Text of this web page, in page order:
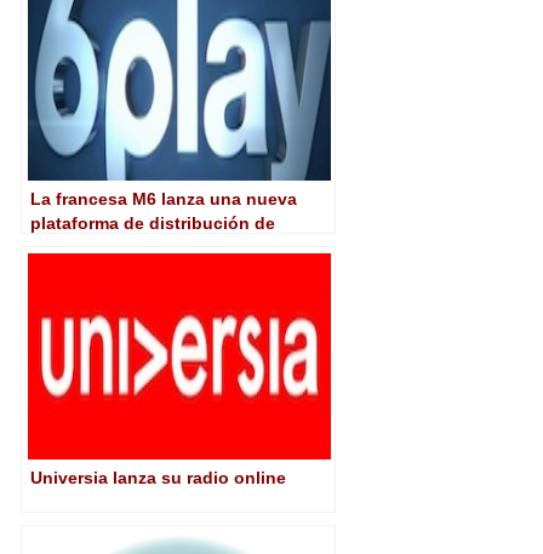
La francesa M6 lanza una nueva
plataforma de distribución de
Universia lanza su radio online